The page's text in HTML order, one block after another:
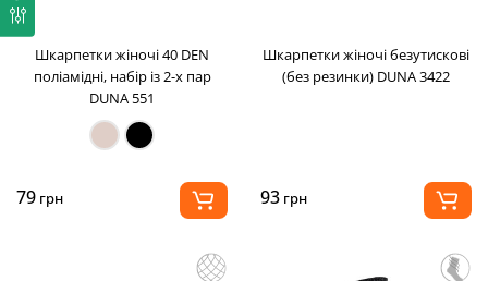
Шкарпетки жіночі 40 DEN
поліамідні, набір із 2-х пар
DUNA 551
79 грн
Шкарпетки жіночі безутискові
(без резинки) DUNA 3422
93 грн